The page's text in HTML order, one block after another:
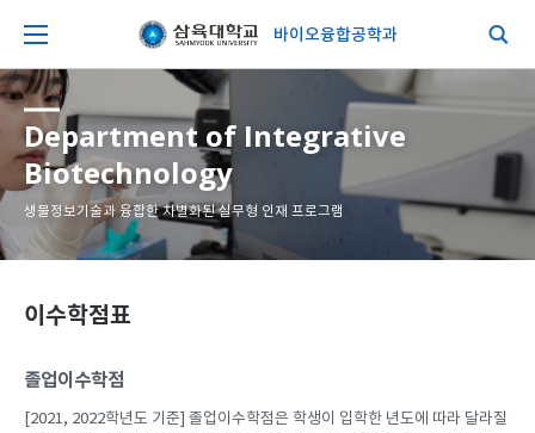
바이오융합공학과
Department of Integrative
Biotechnology
생물정보기술과 융합한 차별화된 실무형 인재 프로그램
이수학점표
졸업이수학점
[2021, 2022학년도 기준] 졸업이수학점은 학생이 입학한 년도에 따라 달라질